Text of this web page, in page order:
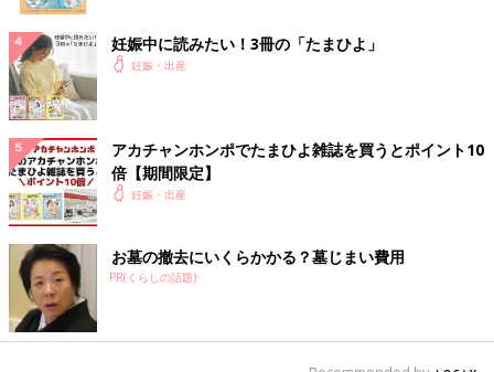
クリニックベル
半田市
医療法人双葉会藤田病院
医療法人双葉会ふたばクリニック
半田市立半田病院
春日井市
神領マタニティ
医療法人 森永産婦人科
妊娠中に読みたい！3冊の「たまひよ」
妊娠・出産
アカチャンホンポでたまひよ雑誌を買うとポイント10
倍【期間限定】
妊娠・出産
お墓の撤去にいくらかかる？墓じまい費用
PR(くらしの話題)